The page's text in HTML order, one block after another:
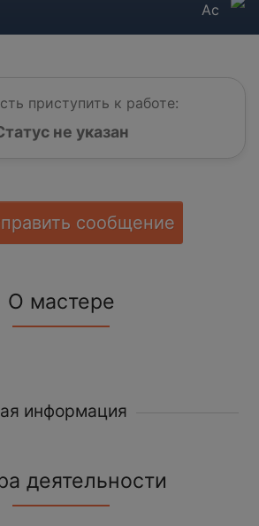
Ас
приступить к работе:
не указан
сообщение
О мастере
информация
деятельности